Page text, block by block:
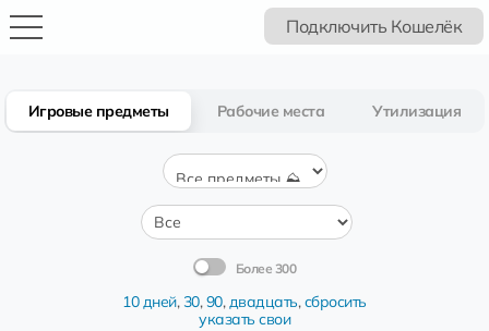
Подключить Кошелёк
Игровые предметы Рабочие места Утилизация
Более 300
10 дней,30,90,двадцать,сбросить
указать свои